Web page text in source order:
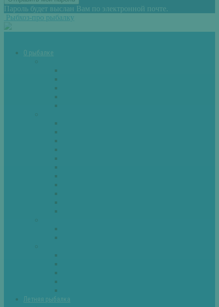
Пароль будет выслан Вам по электронной почте.
Рыбхоз-про рыбалку
О рыбалке
Летняя рыбалка